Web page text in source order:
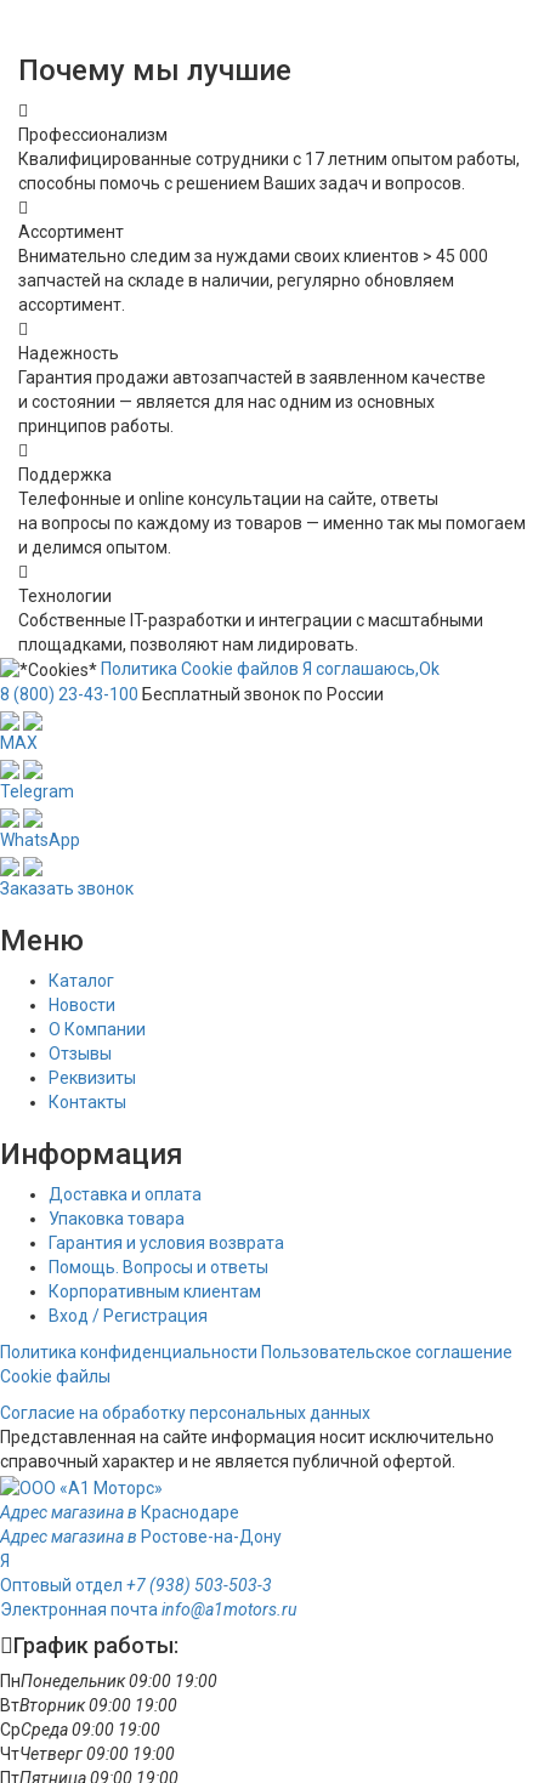
Почему мы лучшие
Профессионализм
Квалифицированные сотрудники с 17 летним опытом работы,
способны помочь с решением Ваших задач и вопросов.
Ассортимент
Внимательно следим за нуждами своих клиентов > 45 000
запчастей на складе в наличии, регулярно обновляем
ассортимент.
Надежность
Гарантия продажи автозапчастей в заявленном качестве
и состоянии — является для нас одним из основных
принципов работы.
Поддержка
Телефонные и online консультации на сайте, ответы
на вопросы по каждому из товаров — именно так мы помогаем
и делимся опытом.
Технологии
Собственные IT-разработки и интеграции с масштабными
площадками, позволяют нам лидировать.
Политика Сookie файлов Я соглашаюсь,Ok
8 (800) 23-43-100 Бесплатный звонок по России
MAX
Telegram
WhatsApp
Заказать звонок
Меню
Каталог
Новости
О Компании
Отзывы
Реквизиты
Контакты
Информация
Доставка и оплата
Упаковка товара
Гарантия и условия возврата
Помощь. Вопросы и ответы
Корпоративным клиентам
Вход / Регистрация
Политика конфиденциальности Пользовательское соглашение
Cookie файлы
Согласие на обработку персональных данных
Представленная на сайте информация носит исключительно
справочный характер и не является публичной офертой.
Адрес магазина в Краснодаре
Адрес магазина в Ростове-на-Дону
Я
Оптовый отдел +7 (938) 503-503-3
Электронная почта info@a1motors.ru
График работы:
ПнПонедельник09:00 19:00
ВтВторник09:00 19:00
СрСреда09:00 19:00
ЧтЧетверг09:00 19:00
ПтПятница09:00 19:00